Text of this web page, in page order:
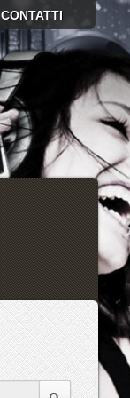
CONTATTI